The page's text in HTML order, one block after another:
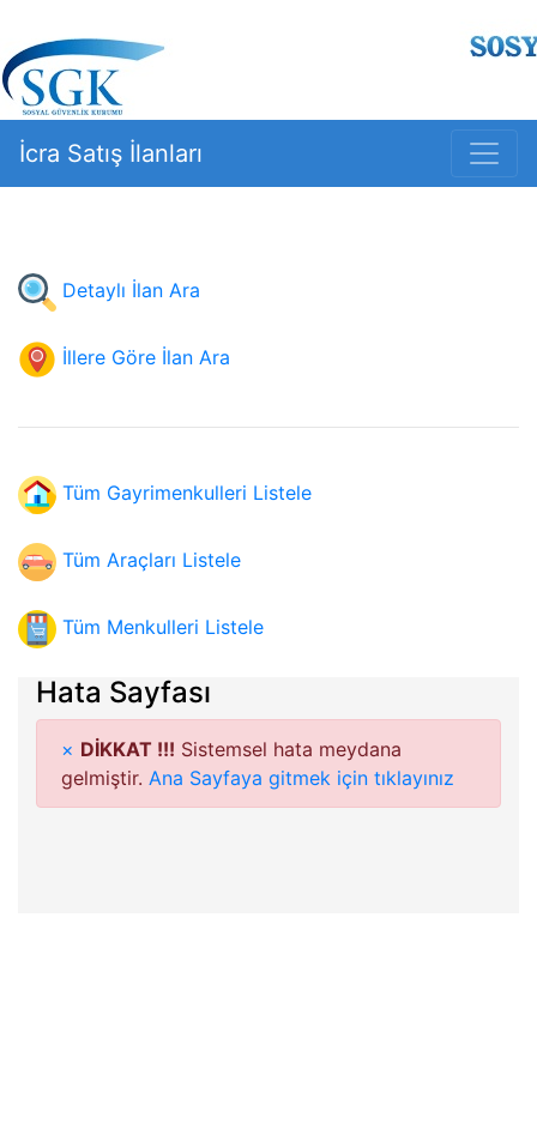
İcra Satış İlanları
Detaylı İlan Ara
İllere Göre İlan Ara
Tüm Gayrimenkulleri Listele
Tüm Araçları Listele
Tüm Menkulleri Listele
Hata Sayfası
× DİKKAT !!! Sistemsel hata meydana
gelmiştir. Ana Sayfaya gitmek için tıklayınız